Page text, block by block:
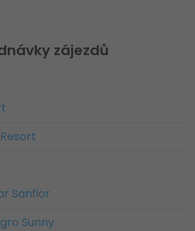
zájezdů
Sanfior
Sunny